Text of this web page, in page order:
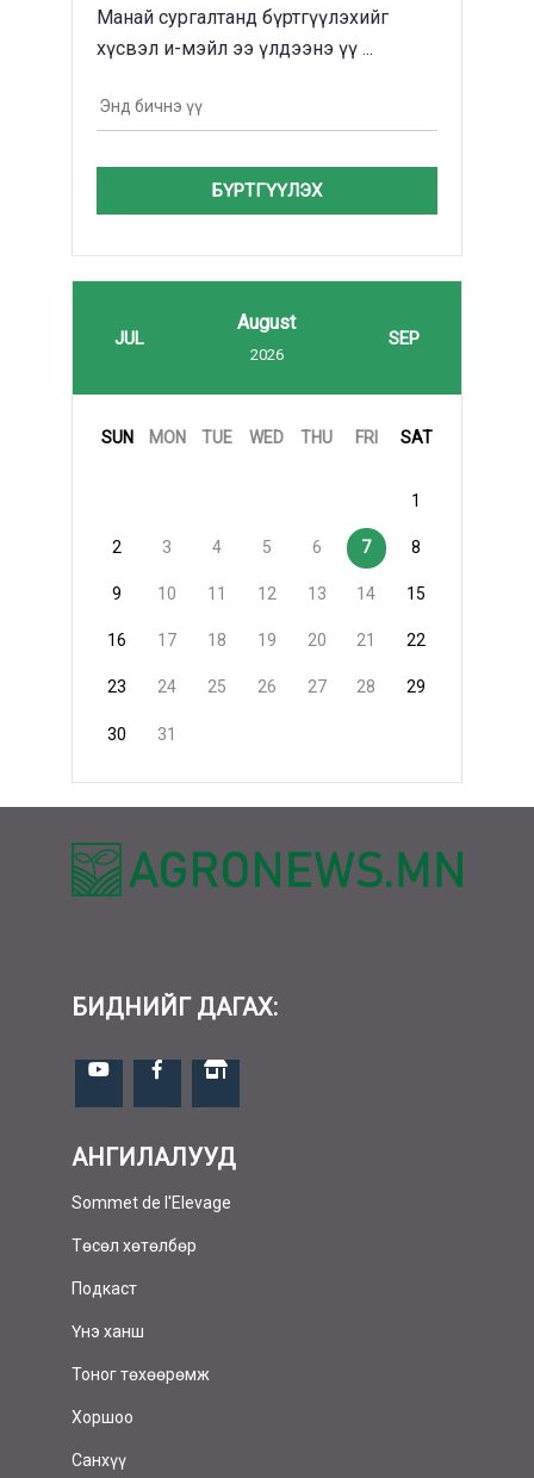
Манай сургалтанд бүртгүүлэхийг
хүсвэл и-мэйл ээ үлдээнэ үү ...
БҮРТГҮҮЛЭХ
JUL
August
2026
SEP
SUN MON TUE WED THU FRI SAT
1
2 3 4 5 6 7 8
9 10 11 12 13 14 15
16 17 18 19 20 21 22
23 24 25 26 27 28 29
30 31
БИДНИЙГ ДАГАХ:
АНГИЛАЛУУД
Sommet de l'Elevage
Төсөл хөтөлбөр
Подкаст
Үнэ ханш
Тоног төхөөрөмж
Хоршоо
Санхүү